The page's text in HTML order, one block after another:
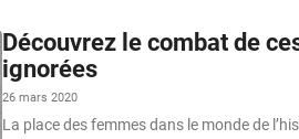
Découvrez le combat de
ignorées
26 mars 2020
La place des femmes dans le monde de